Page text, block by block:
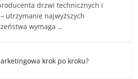
drzwi technicznych i
utrzymanie najwyższych
wymaga …
krok po kroku?